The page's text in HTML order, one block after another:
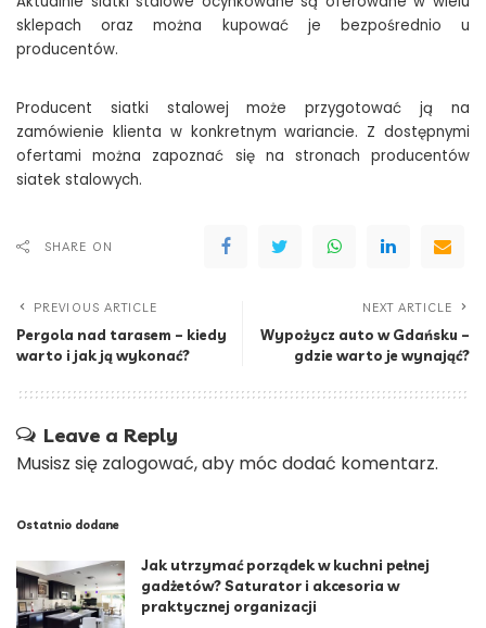
sklepach oraz można kupować je bezpośrednio u
producentów.
Producent siatki stalowej może przygotować ją na
zamówienie klienta w konkretnym wariancie. Z dostępnymi
ofertami można zapoznać się na stronach producentów
siatek stalowych.
SHARE ON
PREVIOUS ARTICLE
Pergola nad tarasem – kiedy
warto i jak ją wykonać?
NEXT ARTICLE
Wypożycz auto w Gdańsku –
gdzie warto je wynająć?
Leave a Reply
Musisz się zalogować, aby móc dodać komentarz.
Ostatnio dodane
Jak utrzymać porządek w kuchni pełnej
gadżetów? Saturator i akcesoria w
praktycznej organizacji